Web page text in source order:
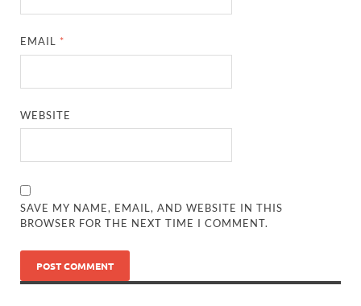
EMAIL *
WEBSITE
SAVE MY NAME, EMAIL, AND WEBSITE IN THIS
BROWSER FOR THE NEXT TIME I COMMENT.